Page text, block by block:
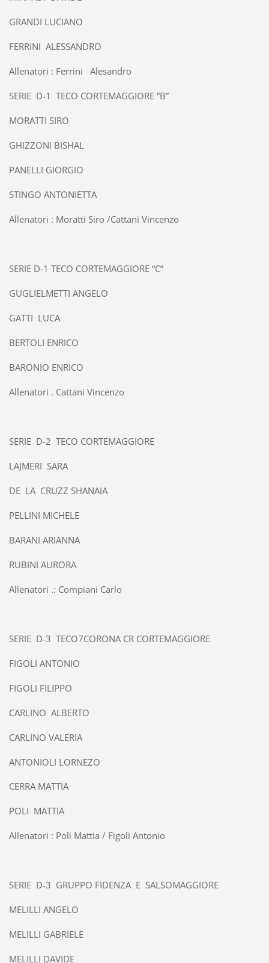
GRANDI LUCIANO
FERRINI ALESSANDRO
Allenatori : Ferrini Alesandro
SERIE D-1 TECO CORTEMAGGIORE “B”
MORATTI SIRO
GHIZZONI BISHAL
PANELLI GIORGIO
STINGO ANTONIETTA
Allenatori : Moratti Siro /Cattani Vincenzo
SERIE D-1 TECO CORTEMAGGIORE “C”
GUGLIELMETTI ANGELO
GATTI LUCA
BERTOLI ENRICO
BARONIO ENRICO
Allenatori . Cattani Vincenzo
SERIE D-2 TECO CORTEMAGGIORE
LAJMERI SARA
DE LA CRUZZ SHANAIA
PELLINI MICHELE
BARANI ARIANNA
RUBINI AURORA
Allenatori .: Compiani Carlo
SERIE D-3 TECO7CORONA CR CORTEMAGGIORE
FIGOLI ANTONIO
FIGOLI FILIPPO
CARLINO ALBERTO
CARLINO VALERIA
ANTONIOLI LORNEZO
CERRA MATTIA
POLI MATTIA
Allenatori : Poli Mattia / Figoli Antonio
SERIE D-3 GRUPPO FIDENZA E SALSOMAGGIORE
MELILLI ANGELO
MELILLI GABRIELE
MELILLI DAVIDE